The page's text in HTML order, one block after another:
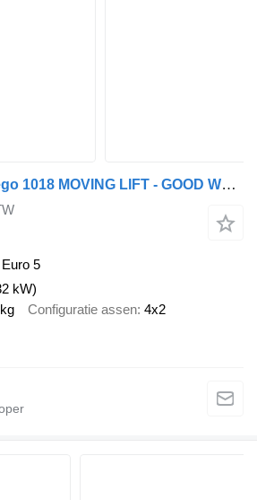
Mercedes-Benz Atego 1018 MOVING LIFT - GOOD WORKING CONDITION
Euro 5
kW)
Configuratie assen 4x2